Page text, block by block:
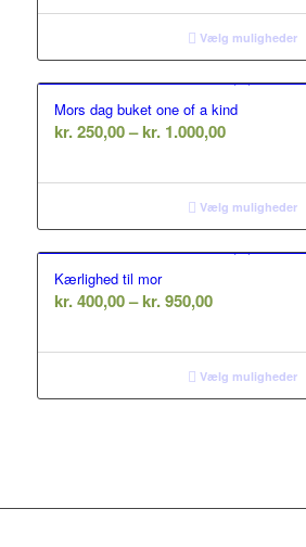
til
kr. 1.000,00
Vælg muligheder
Mors dag buket one of a kind
kr.250,00– kr.1.000,00Prisinterval:
til
kr. 1.000,00
Vælg muligheder
Kærlighed til mor
kr.400,00– kr.950,00Prisinterval:
til
kr. 950,00
Vælg muligheder